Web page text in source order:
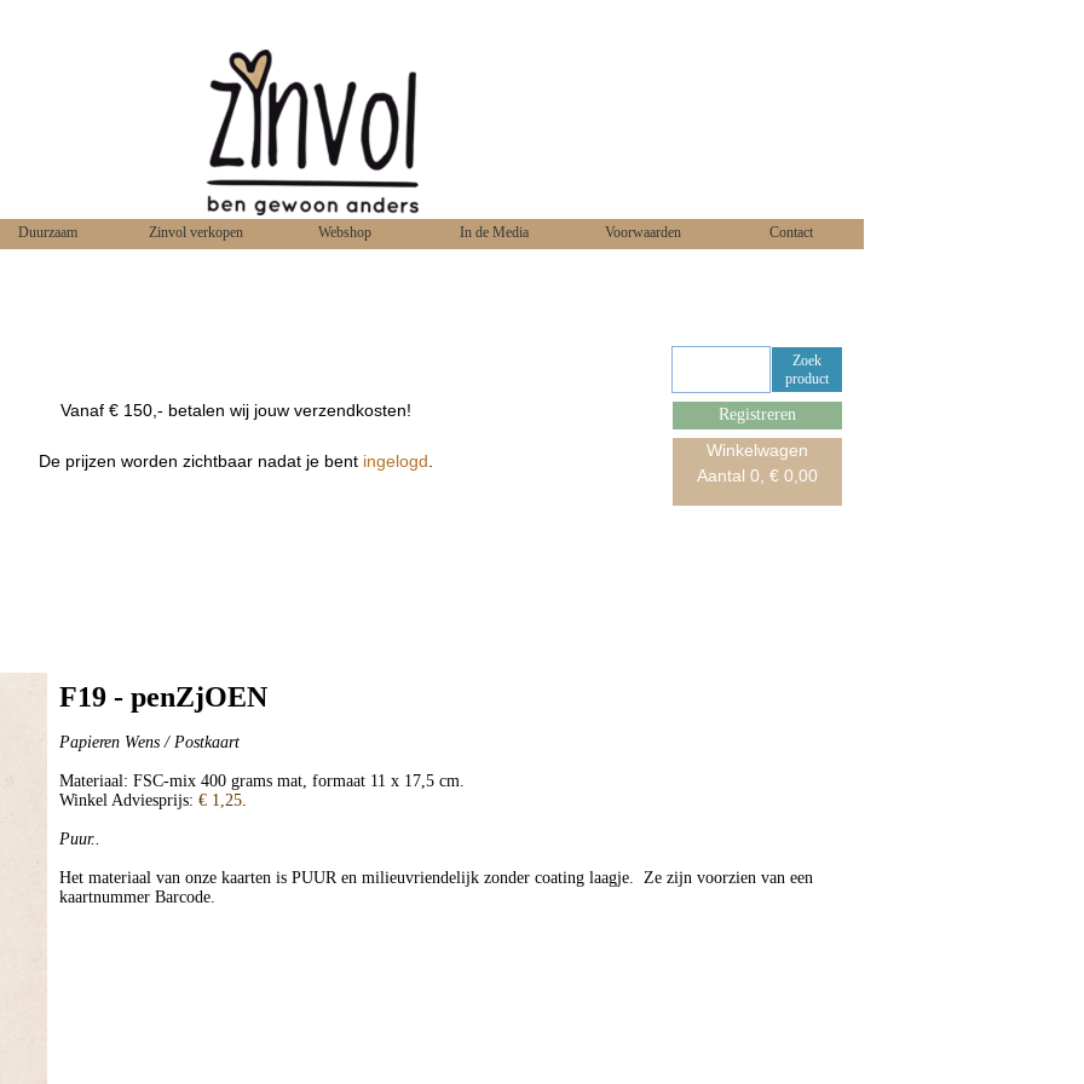
Zoek
product
Duurzaam Zinvol verkopen Webshop In de Media Voorwaarden Contact
Registreren
Vanaf € 150,- betalen wij jouw verzendkosten!
De prijzen worden zichtbaar nadat je bent ingelogd
Winkelwagen
Aantal 0 , € 0,00
F19 - penZjOEN
Papieren Wens / Postkaart
Materiaal: FSC-mix 400 grams mat, formaat 11 x 17,5 cm.
Winkel Adviesprijs: € 1,25.
Puur..
Het materiaal van onze kaarten is PUUR en milieuvriendelijk zonder coating laagje. Ze zijn voorzien van een
kaartnummer Barcode.